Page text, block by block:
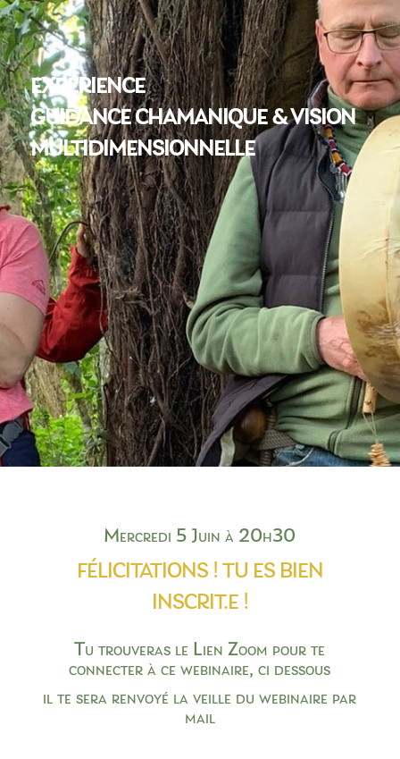
EXPÉRIENCE
GUIDANCE CHAMANIQUE & VISION
MULTIDIMENSIONNELLE
Mercredi 5 Juin à 20h30
FÉLICITATIONS ! TU ES BIEN
INSCRIT.E !
Tu trouveras le Lien Zoom pour te
connecter à ce webinaire, ci dessous
il te sera renvoyé la veille du webinaire par
mail